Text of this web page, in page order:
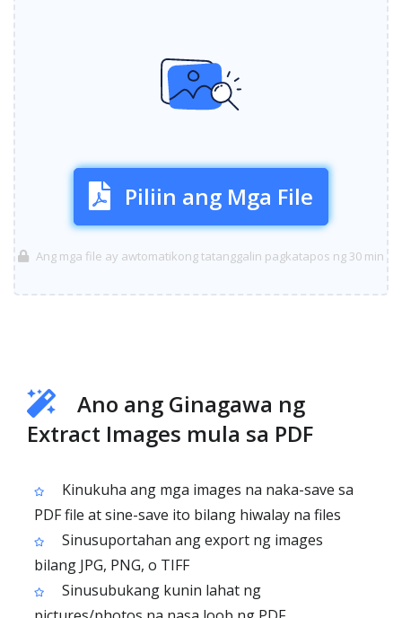
Piliin ang Mga File
Ang mga file ay awtomatikong tatanggalin pagkatapos ng 30 min
Ano ang Ginagawa ng
Extract Images mula sa PDF
Kinukuha ang mga images na naka-save sa
PDF file at sine-save ito bilang hiwalay na files
Sinusuportahan ang export ng images
bilang JPG, PNG, o TIFF
Sinusubukang kunin lahat ng